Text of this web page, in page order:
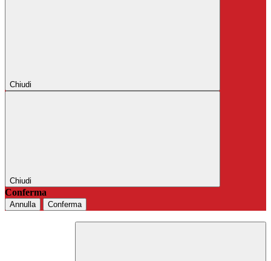
Chiudi
Chiudi
Conferma
Annulla Conferma